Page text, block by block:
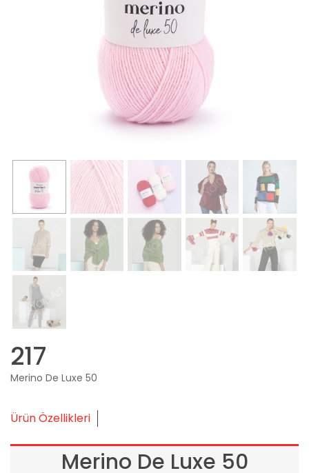
217
Merino De Luxe 50
Ürün Özellikleri
Merino De Luxe 50